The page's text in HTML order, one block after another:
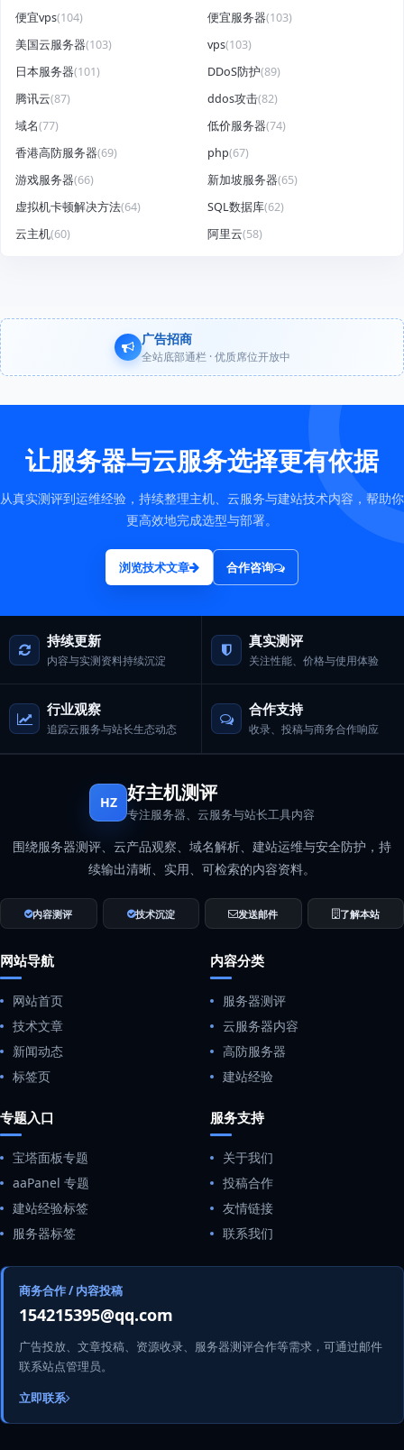
便宜vps(104) 便宜服务器(103)
美国云服务器(103) vps(103)
日本服务器(101) DDoS防护(89)
腾讯云(87) ddos攻击(82)
域名(77) 低价服务器(74)
香港高防服务器(69) php(67)
游戏服务器(66) 新加坡服务器(65)
虚拟机卡顿解决方法(64) SQL数据库(62)
云主机(60) 阿里云(58)
广告招商
全站底部通栏 · 优质席位开放中
让服务器与云服务选择更有依据
从真实测评到运维经验，持续整理主机、云服务与建站技术内容，帮助你
更高效地完成选型与部署。
浏览技术文章 合作咨询
持续更新
内容与实测资料持续沉淀
真实测评
关注性能、价格与使用体验
行业观察
追踪云服务与站长生态动态
合作支持
收录、投稿与商务合作响应
HZ 好主机测评
专注服务器、云服务与站长工具内容
围绕服务器测评、云产品观察、域名解析、建站运维与安全防护，持
续输出清晰、实用、可检索的内容资料。
内容测评 技术沉淀 发送邮件 了解本站
网站导航
网站首页
技术文章
新闻动态
标签页
内容分类
服务器测评
云服务器内容
高防服务器
建站经验
专题入口
宝塔面板专题
aaPanel 专题
建站经验标签
服务器标签
服务支持
关于我们
投稿合作
友情链接
联系我们
商务合作 / 内容投稿
154215395@qq.com
广告投放、文章投稿、资源收录、服务器测评合作等需求，可通过邮件
联系站点管理员。
立即联系